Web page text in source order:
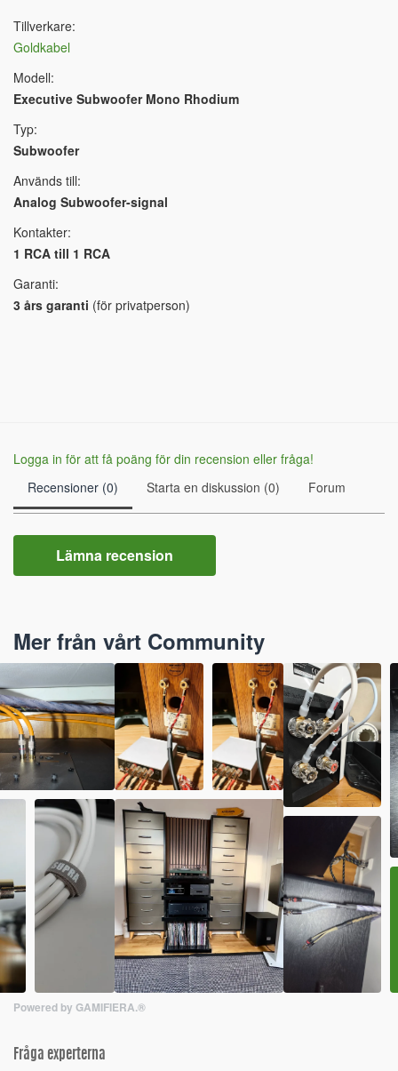
Tillverkare:
Goldkabel
Modell:
Executive Subwoofer Mono Rhodium
Typ:
Subwoofer
Används till:
Analog Subwoofer-signal
Kontakter:
1 RCA till 1 RCA
Garanti:
3 års garanti (för privatperson)
Logga in för att få poäng för din recension eller fråga!
Recensioner (0)
Starta en diskussion (0) Forum
Lämna recension
Mer från vårt Community
Powered by GAMIFIERA.®
Fråga experterna